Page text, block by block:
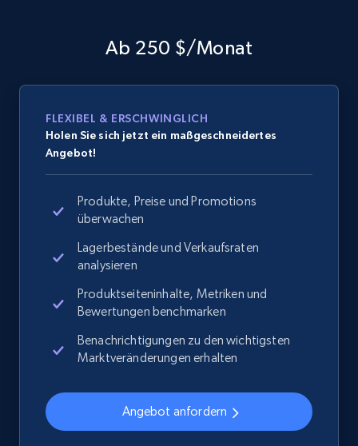
Ab 250 $/Monat
FLEXIBEL & ERSCHWINGLICH
Holen Sie sich jetzt ein maßgeschneidertes
Angebot!
Produkte, Preise und Promotions
überwachen
Lagerbestände und Verkaufsraten
analysieren
Produktseiteninhalte, Metriken und
Bewertungen benchmarken
Benachrichtigungen zu den wichtigsten
Marktveränderungen erhalten
Angebot anfordern